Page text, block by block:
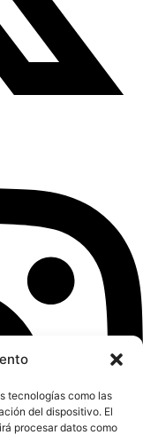
tecnologías como las
del dispositivo. El
procesar datos como